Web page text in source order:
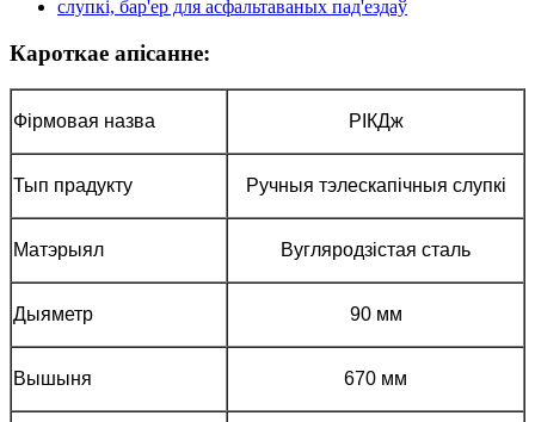
Кароткае апісанне:
Фірмовая назва РІКДж
Тып прадукту Ручныя тэлескапічныя слупкі
Матэрыял Вугляродзістая сталь
Дыяметр 90 мм
Вышыня 670 мм